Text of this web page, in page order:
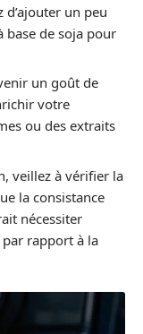
d’ajouter un peu
base de soja pour
un goût de
votre
ou des extraits
veillez à vérifier la
la consistance
nécessiter
rapport à la